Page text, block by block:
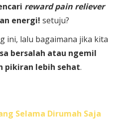
reward pain reliever
energi! setuju?
ini, lalu bagaimana jika kita
bersalah atau ngemil
pikiran lebih sehat.
Selama Dirumah Saja